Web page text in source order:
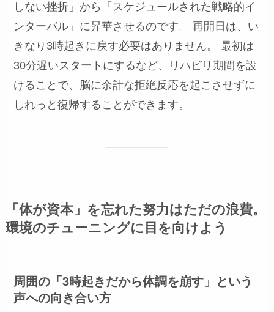
しない挫折」から「スケジュールされた戦略的イ
ンターバル」に昇華させるのです。 再開日は、い
きなり3時起きに戻す必要はありません。 最初は
30分遅いスタートにするなど、リハビリ期間を設
けることで、脳に余計な拒絶反応を起こさせずに
しれっと復帰することができます。
「体が資本」を忘れた努力はただの浪費。
環境のチューニングに目を向けよう
周囲の「3時起きだから体調を崩す」という
声への向き合い方